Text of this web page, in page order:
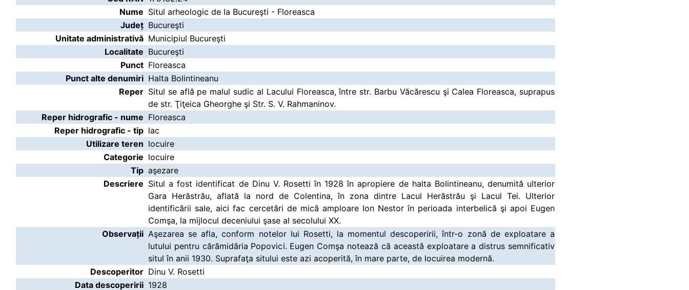
Nume Situl arheologic de la Bucureşti - Floreasca
Județ Bucureşti
Unitate administrativă Municipiul Bucureşti
Localitate Bucureşti
Punct Floreasca
Punct alte denumiri Halta Bolintineanu
Reper Situl se află pe malul sudic al Lacului Floreasca, între str. Barbu Văcărescu şi Calea Floreasca, suprapus
de str. Ţiţeica Gheorghe şi Str. S. V. Rahmaninov.
Reper hidrografic - nume Floreasca
Reper hidrografic - tip lac
Utilizare teren locuire
Categorie locuire
Tip aşezare
Descriere Situl a fost identificat de Dinu V. Rosetti în 1928 în apropiere de halta Bolintineanu, denumită ulterior
Gara Herăstrău, aflată la nord de Colentina, în zona dintre Lacul Herăstrău şi Lacul Tei. Ulterior
identificării sale, aici fac cercetări de mică amploare Ion Nestor în perioada interbelică şi apoi Eugen
Comşa, la mijlocul deceniului şase al secolului XX.
Observații Aşezarea se afla, conform notelor lui Rosetti, la momentul descoperirii, într-o zonă de exploatare a
lutului pentru cărămidăria Popovici. Eugen Comşa notează că această exploatare a distrus semnificativ
situl în anii 1930. Suprafaţa sitului este azi acoperită, în mare parte, de locuirea modernă.
Descoperitor Dinu V. Rosetti
Data descoperirii 1928